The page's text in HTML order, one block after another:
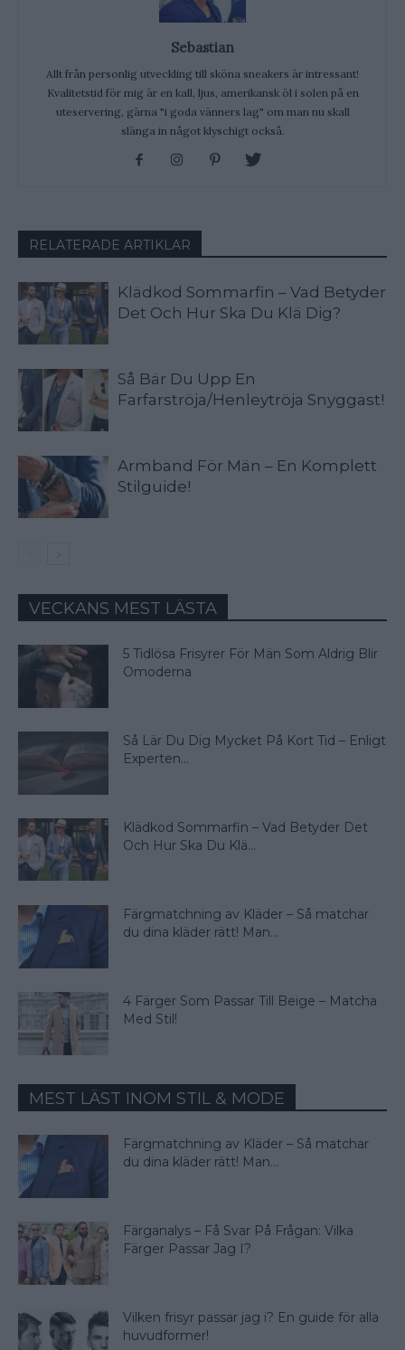
Sebastian
Allt från personlig utveckling till sköna sneakers är intressant!
Kvalitetstid för mig är en kall, ljus, amerikansk öl i solen på en
uteservering, gärna "i goda vänners lag" om man nu skall
slänga in något klyschigt också.
RELATERADE ARTIKLAR
Klädkod Sommarfin – Vad Betyder
Det Och Hur Ska Du Klä Dig?
Så Bär Du Upp En
Farfarströja/Henleytröja Snyggast!
Armband För Män – En Komplett
Stilguide!
VECKANS MEST LÄSTA
5 Tidlösa Frisyrer För Män Som Aldrig Blir
Omoderna
Så Lär Du Dig Mycket På Kort Tid – Enligt
Experten...
Klädkod Sommarfin – Vad Betyder Det
Och Hur Ska Du Klä...
Färgmatchning av Kläder – Så matchar
du dina kläder rätt! Man...
4 Färger Som Passar Till Beige – Matcha
Med Stil!
MEST LÄST INOM STIL & MODE
Färgmatchning av Kläder – Så matchar
du dina kläder rätt! Man...
Färganalys – Få Svar På Frågan: Vilka
Färger Passar Jag I?
Vilken frisyr passar jag i? En guide för alla
huvudformer!